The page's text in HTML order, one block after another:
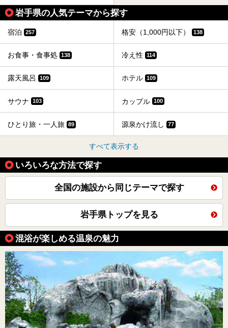
岩手県の人気テーマから探す
宿泊 257 格安（1,000円以下） 138
お食事・食事処 138 冷え性 114
露天風呂 109 ホテル 109
サウナ 103 カップル 100
ひとり旅・一人旅 89 源泉かけ流し 77
すべて表示する
いろいろな方法で探す
全国の施設から同じテーマで探す
岩手県トップを見る
混浴が楽しめる温泉の魅力